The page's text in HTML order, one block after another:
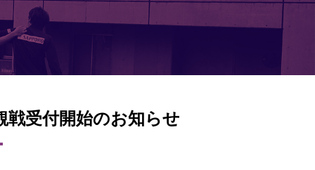
戦受付開始のお知らせ